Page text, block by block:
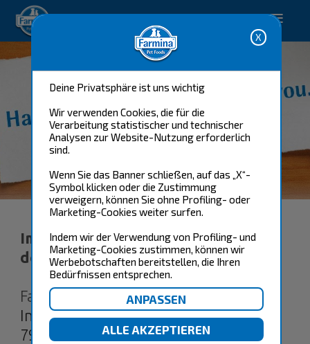
Deine Privatsphäre ist uns wichtig
Wir verwenden Cookies, die für die
Verarbeitung statistischer und technischer
Analysen zur Website-Nutzung erforderlich
sind.
Wenn Sie das Banner schließen, auf das „X“-
Symbol klicken oder die Zustimmung
verweigern, können Sie ohne Profiling- oder
Marketing-Cookies weiter surfen.
Indem wir der Verwendung von Profiling- und
Marketing-Cookies zustimmen, können wir
Werbebotschaften bereitstellen, die Ihren
Bedürfnissen entsprechen.
Happy pet. Happy you.
Impressum
Impressum
der
Farmina Pet Foods Germany GmbH
Industriestrasse 38
79787 Lauchringen